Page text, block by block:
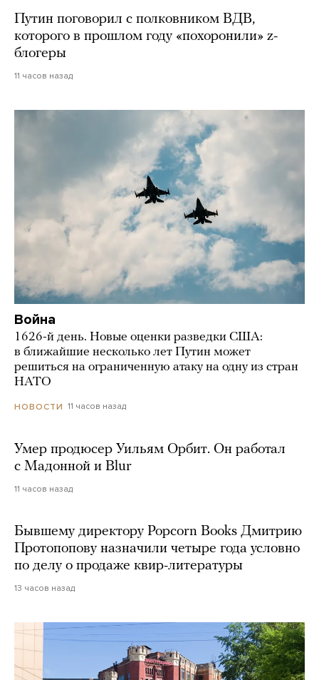
Путин поговорил с полковником ВДВ,
которого в прошлом году «похоронили» z-
блогеры
11 часов назад
Война
1626-й день. Новые оценки разведки США:
в ближайшие несколько лет Путин может
решиться на ограниченную атаку на одну из стран
НАТО
НОВОСТИ 11 часов назад
Умер продюсер Уильям Орбит. Он работал
с Мадонной и Blur
11 часов назад
Бывшему директору Popcorn Books Дмитрию
Протопопову назначили четыре года условно
по делу о продаже квир-литературы
13 часов назад